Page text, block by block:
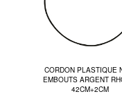
CORDON PLASTIQUE
EMBOUTS ARGENT
42CM+2CM